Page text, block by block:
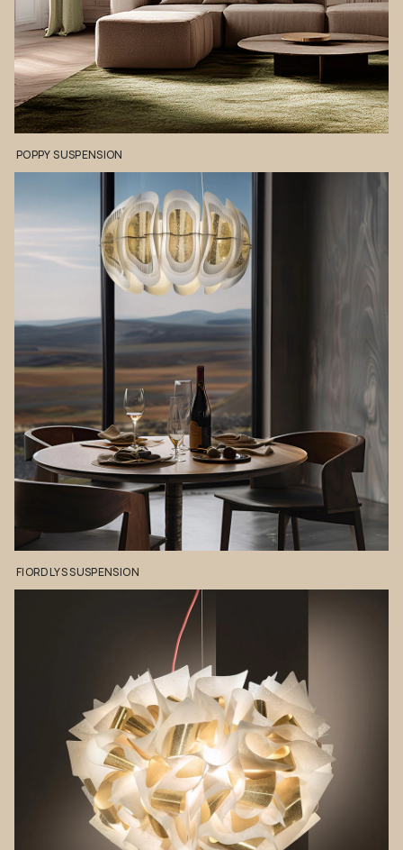
POPPYSUSPENSION
FIORDLYSSUSPENSION